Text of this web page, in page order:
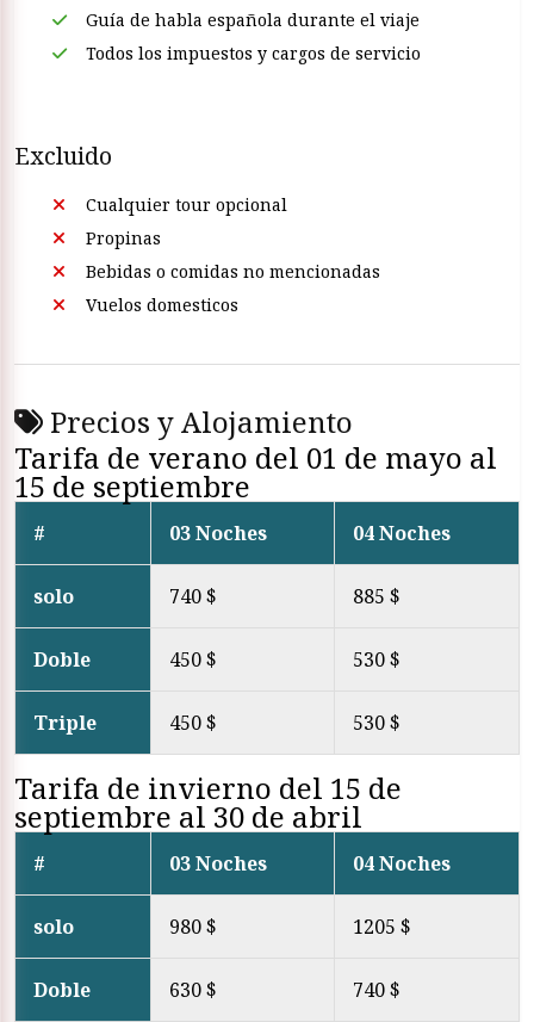
Guía de habla española durante el viaje
Todos los impuestos y cargos de servicio
Excluido
Cualquier tour opcional
Propinas
Bebidas o comidas no mencionadas
Vuelos domesticos
Precios y Alojamiento
Tarifa de verano del 01 de mayo al
15 de septiembre
# 03 Noches 04 Noches
solo 740 $ 885 $
Doble 450 $ 530 $
Triple 450 $ 530 $
Tarifa de invierno del 15 de
septiembre al 30 de abril
# 03 Noches 04 Noches
solo 980 $ 1205 $
Doble 630 $ 740 $